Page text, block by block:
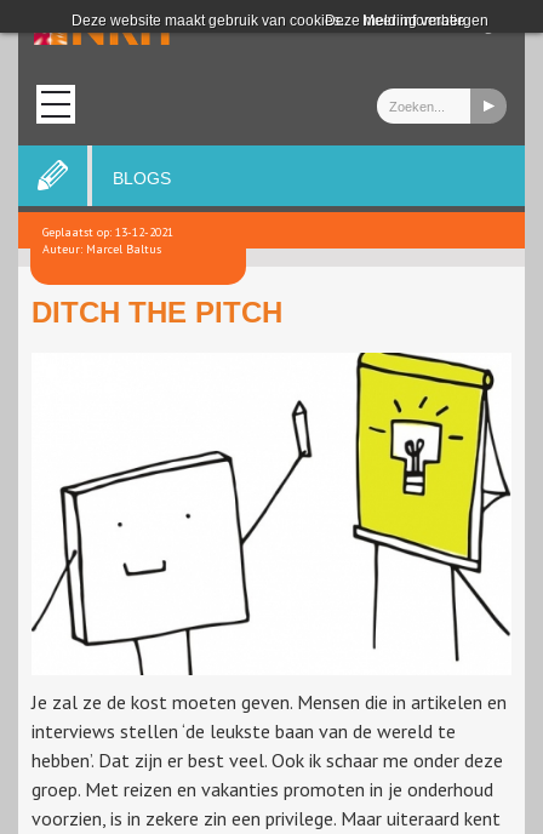
Deze website maakt gebruik van cookies. Meer informatie
Deze melding verbergen
Login
BLOGS
Geplaatst op: 13-12-2021
Auteur: Marcel Baltus
DITCH THE PITCH
Je zal ze de kost moeten geven. Mensen die in artikelen en
interviews stellen ‘de leukste baan van de wereld te
hebben’. Dat zijn er best veel. Ook ik schaar me onder deze
groep. Met reizen en vakanties promoten in je onderhoud
voorzien, is in zekere zin een privilege. Maar uiteraard kent